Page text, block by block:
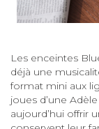
Les enceintes
déjà une
format mini aux
joues d’une
aujourd’hui offrir